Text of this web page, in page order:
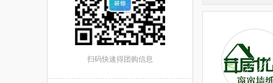
扫码快速得团购信息